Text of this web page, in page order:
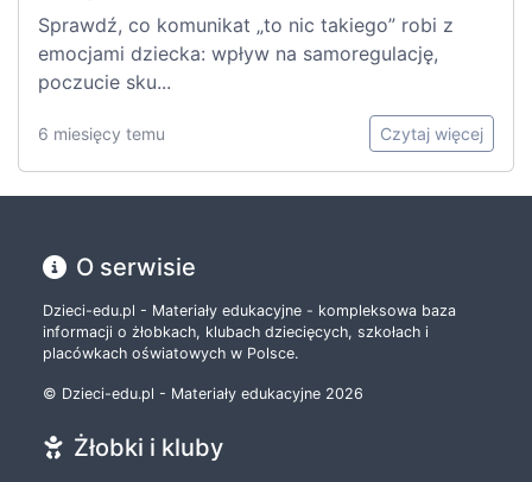
Sprawdź, co komunikat „to nic takiego” robi z
emocjami dziecka: wpływ na samoregulację,
poczucie sku...
6 miesięcy temu Czytaj więcej
O serwisie
Dzieci-edu.pl - Materiały edukacyjne - kompleksowa baza
informacji o żłobkach, klubach dziecięcych, szkołach i
placówkach oświatowych w Polsce.
© Dzieci-edu.pl - Materiały edukacyjne 2026
Żłobki i kluby